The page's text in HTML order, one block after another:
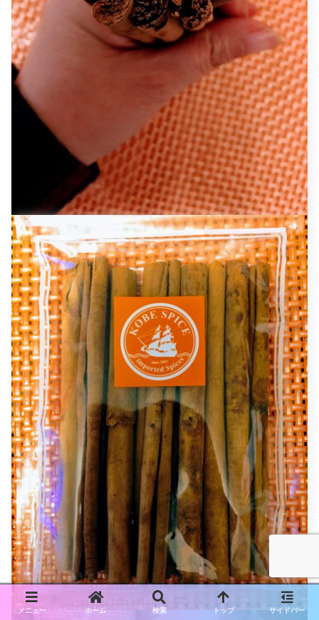
メニュー ホーム 検索 トップ サイドバー